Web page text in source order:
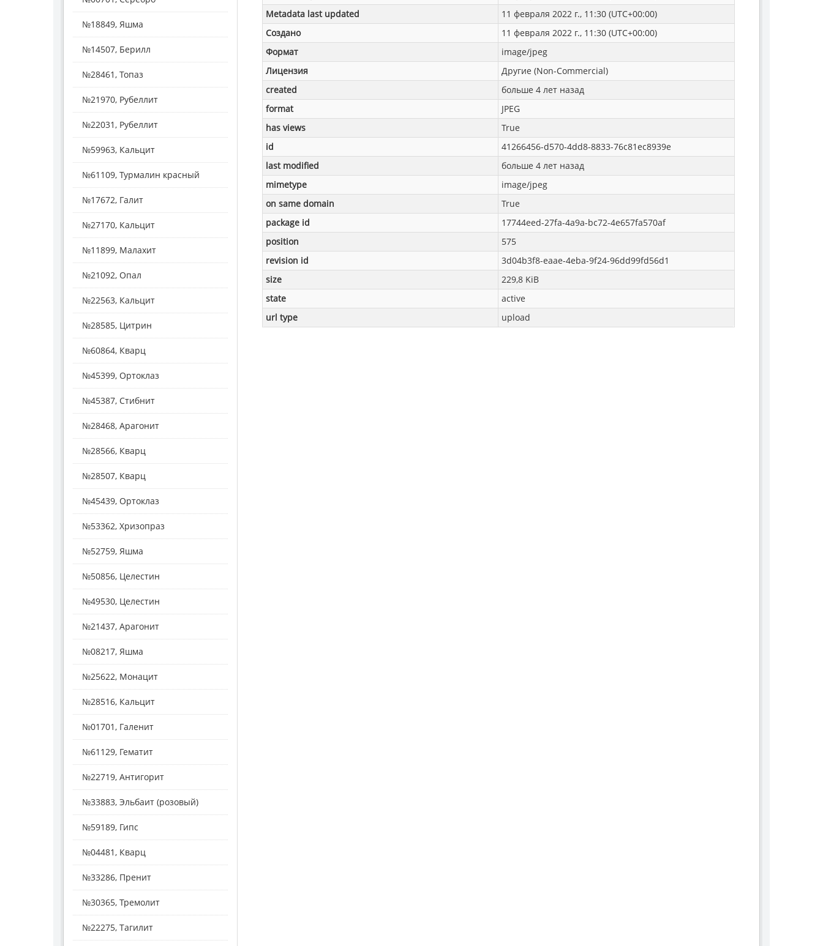
Metadata last updated
11 февраля 2022 г., 11:30 (UTC+00:00)
Создано
11 февраля 2022 г., 11:30 (UTC+00:00)
Формат
image/jpeg
Лицензия
Другие (Non-Commercial)
created
больше 4 лет назад
format
JPEG
has views
True
id
41266456-d570-4dd8-8833-76c81ec8939e
last modified
больше 4 лет назад
mimetype
image/jpeg
on same domain
True
package id
17744eed-27fa-4a9a-bc72-4e657fa570af
position
575
revision id
3d04b3f8-eaae-4eba-9f24-96dd99fd56d1
size
229,8 KiB
state
active
url type
upload
№18849, Яшма
№14507, Берилл
№28461, Топаз
№21970, Рубеллит
№22031, Рубеллит
№59963, Кальцит
№61109, Турмалин красный
№17672, Галит
№27170, Кальцит
№11899, Малахит
№21092, Опал
№22563, Кальцит
№28585, Цитрин
№60864, Кварц
№45399, Ортоклаз
№45387, Стибнит
№28468, Арагонит
№28566, Кварц
№28507, Кварц
№45439, Ортоклаз
№53362, Хризопраз
№52759, Яшма
№50856, Целестин
№49530, Целестин
№21437, Арагонит
№08217, Яшма
№25622, Монацит
№28516, Кальцит
№01701, Галенит
№61129, Гематит
№22719, Антигорит
№33883, Эльбаит (розовый)
№59189, Гипс
№04481, Кварц
№33286, Пренит
№30365, Тремолит
№22275, Тагилит